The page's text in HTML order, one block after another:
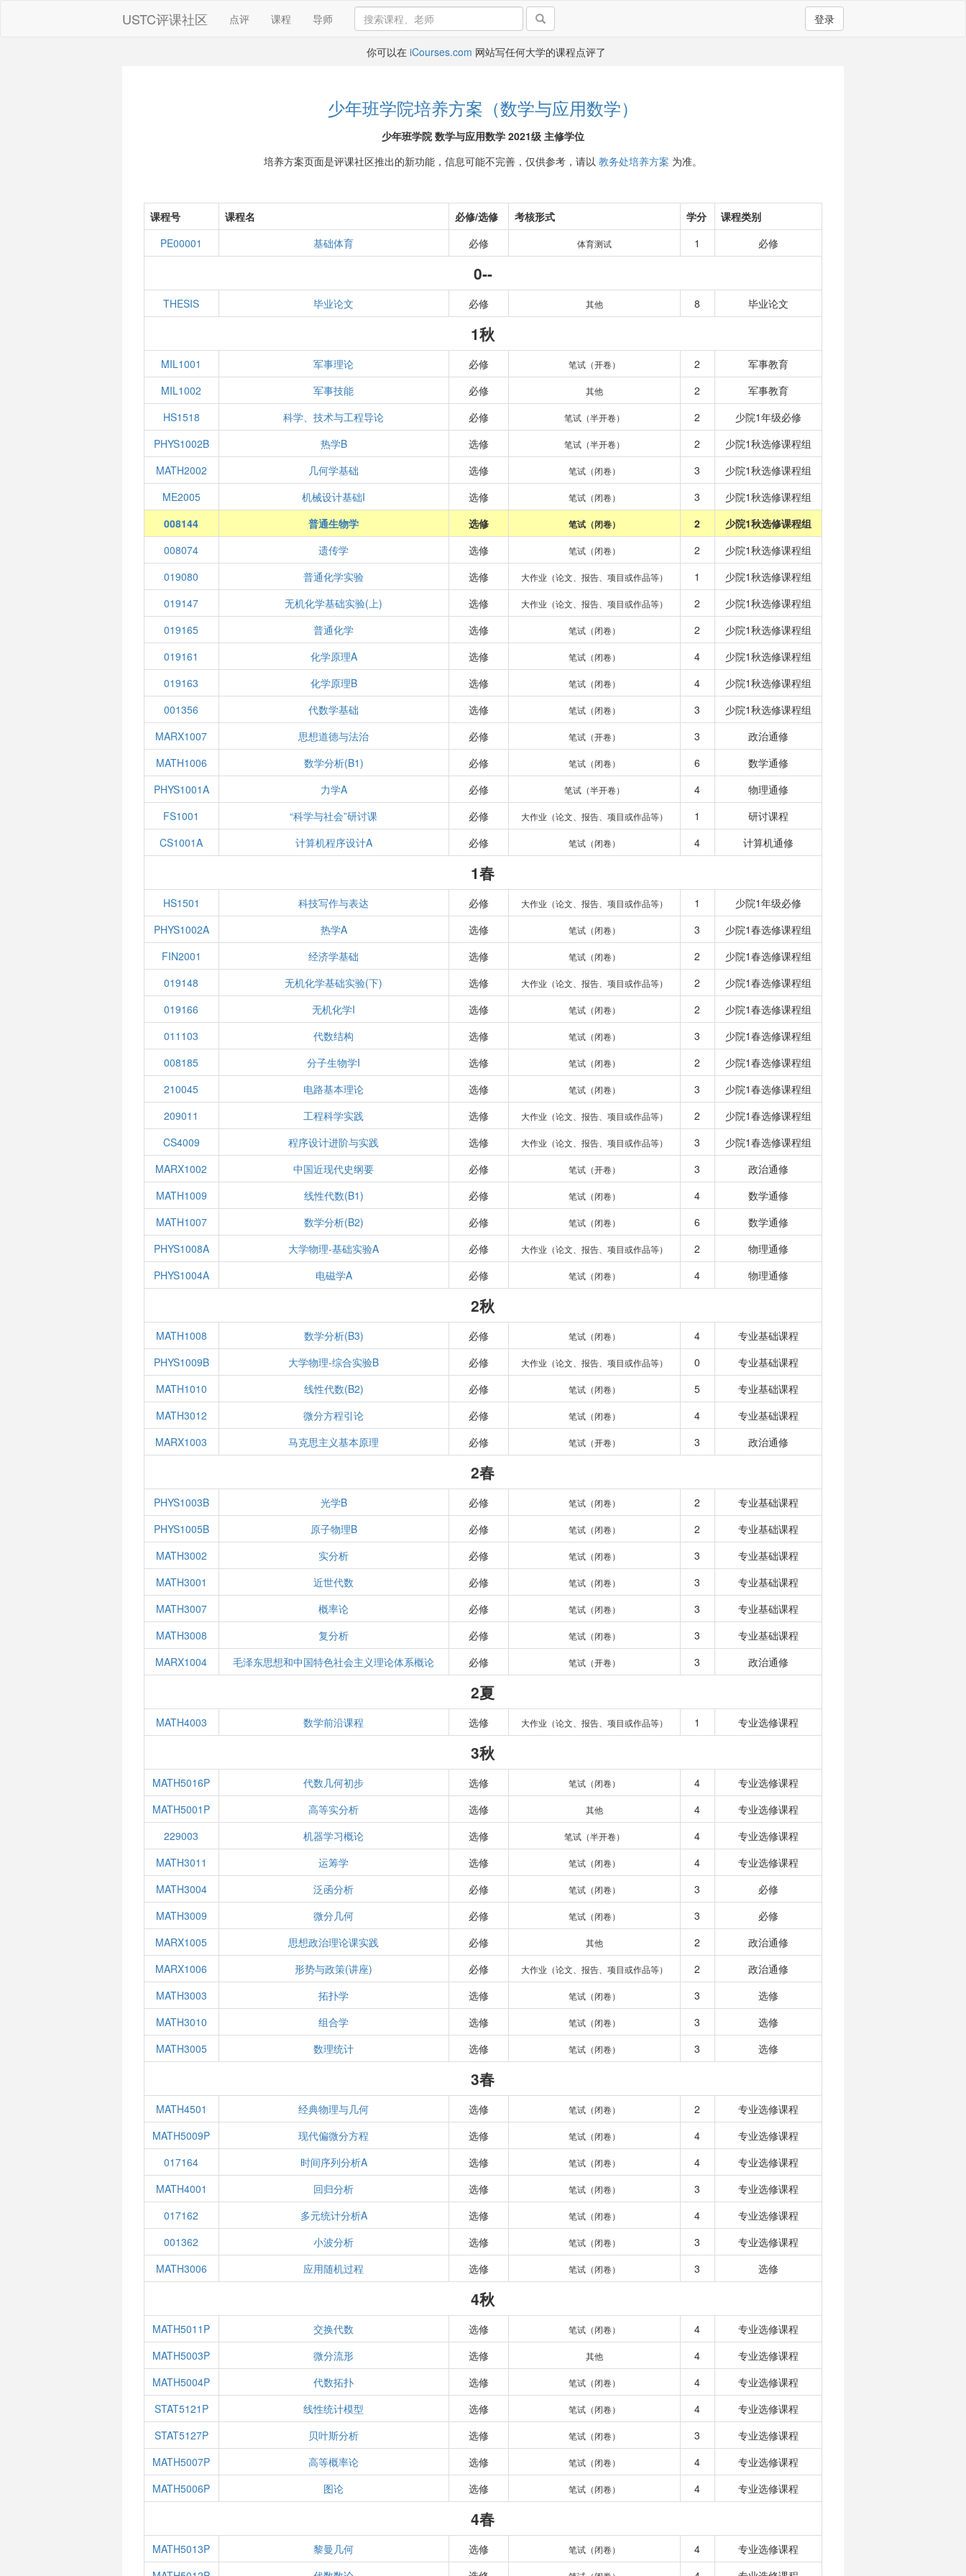
USTC评课社区 点评 课程 导师 登录
你可以在 iCourses.com 网站写任何大学的课程点评了
少年班学院培养方案（数学与应用数学）
少年班学院 数学与应用数学 2021级 主修学位
培养方案页面是评课社区推出的新功能，信息可能不完善，仅供参考，请以 教务处培养方案 为准。
课程号 课程名 必修/选修 考核形式 学分
课程类别
PE00001
基础体育 必修 体育测试 1 必修
0--
THESIS 毕业论文 必修 其他 8 毕业论文
1秋
MIL1001 军事理论 必修 笔试（开卷） 2
军事教育
MIL1002
军事技能 必修 其他 2
军事教育
HS1518
科学、技术与工程导论 必修 笔试（半开卷） 2
少院1年级必修
PHYS1002B
热学B 选修 笔试（半开卷） 2
少院1秋选修课程组
MATH2002
几何学基础 选修 笔试（闭卷） 3
少院1秋选修课程组
ME2005
机械设计基础I 选修 笔试（闭卷） 3
少院1秋选修课程组
008144
普通生物学 选修 笔试（闭卷） 2
少院1秋选修课程组
008074
遗传学 选修 笔试（闭卷） 2
少院1秋选修课程组
019080
普通化学实验 选修 大作业（论文、报告、项目或作品等） 1
少院1秋选修课程组
019147
无机化学基础实验(上) 选修 大作业（论文、报告、项目或作品等） 2
少院1秋选修课程组
019165
普通化学 选修 笔试（闭卷） 2
少院1秋选修课程组
019161
化学原理A 选修 笔试（闭卷） 4
少院1秋选修课程组
019163
化学原理B 选修 笔试（闭卷） 4
少院1秋选修课程组
001356
代数学基础 选修 笔试（闭卷） 3
少院1秋选修课程组
MARX1007
思想道德与法治 必修 笔试（开卷） 3
政治通修
MATH1006
数学分析(B1) 必修 笔试（闭卷） 6
数学通修
PHYS1001A
力学A 必修 笔试（半开卷） 4
物理通修
FS1001
“科学与社会”研讨课 必修 大作业（论文、报告、项目或作品等） 1
研讨课程
CS1001A
计算机程序设计A 必修 笔试（闭卷） 4 计算机通修
1春
HS1501 科技写作与表达 必修 大作业（论文、报告、项目或作品等） 1
少院1年级必修
PHYS1002A
热学A 选修 笔试（闭卷） 3
少院1春选修课程组
FIN2001
经济学基础 选修 笔试（闭卷） 2
少院1春选修课程组
019148
无机化学基础实验(下) 选修 大作业（论文、报告、项目或作品等） 2
少院1春选修课程组
019166
无机化学I 选修 笔试（闭卷） 2
少院1春选修课程组
011103
代数结构 选修 笔试（闭卷） 3
少院1春选修课程组
008185
分子生物学I 选修 笔试（闭卷） 2
少院1春选修课程组
210045
电路基本理论 选修 笔试（闭卷） 3
少院1春选修课程组
209011
工程科学实践 选修 大作业（论文、报告、项目或作品等） 2
少院1春选修课程组
CS4009
程序设计进阶与实践 选修 大作业（论文、报告、项目或作品等） 3
少院1春选修课程组
MARX1002
中国近现代史纲要 必修 笔试（开卷） 3
政治通修
MATH1009
线性代数(B1) 必修 笔试（闭卷） 4
数学通修
MATH1007
数学分析(B2) 必修 笔试（闭卷） 6
数学通修
PHYS1008A
大学物理-基础实验A 必修 大作业（论文、报告、项目或作品等） 2
物理通修
PHYS1004A
电磁学A 必修 笔试（闭卷） 4 物理通修
2秋
MATH1008 数学分析(B3) 必修 笔试（闭卷） 4
专业基础课程
PHYS1009B
大学物理-综合实验B 必修 大作业（论文、报告、项目或作品等） 0
专业基础课程
MATH1010
线性代数(B2) 必修 笔试（闭卷） 5
专业基础课程
MATH3012
微分方程引论 必修 笔试（闭卷） 4
专业基础课程
MARX1003
马克思主义基本原理 必修 笔试（开卷） 3 政治通修
2春
PHYS1003B 光学B 必修 笔试（闭卷） 2
专业基础课程
PHYS1005B
原子物理B 必修 笔试（闭卷） 2
专业基础课程
MATH3002
实分析 必修 笔试（闭卷） 3
专业基础课程
MATH3001
近世代数 必修 笔试（闭卷） 3
专业基础课程
MATH3007
概率论 必修 笔试（闭卷） 3
专业基础课程
MATH3008
复分析 必修 笔试（闭卷） 3
专业基础课程
MARX1004
毛泽东思想和中国特色社会主义理论体系概论 必修 笔试（开卷） 3 政治通修
2夏
MATH4003 数学前沿课程 选修 大作业（论文、报告、项目或作品等） 1 专业选修课程
3秋
MATH5016P 代数几何初步 选修 笔试（闭卷） 4
专业选修课程
MATH5001P
高等实分析 选修 其他 4
专业选修课程
229003
机器学习概论 选修 笔试（半开卷） 4
专业选修课程
MATH3011
运筹学 选修 笔试（闭卷） 4
专业选修课程
MATH3004
泛函分析 必修 笔试（闭卷） 3
必修
MATH3009
微分几何 必修 笔试（闭卷） 3
必修
MARX1005
思想政治理论课实践 必修 其他 2
政治通修
MARX1006
形势与政策(讲座) 必修 大作业（论文、报告、项目或作品等） 2
政治通修
MATH3003
拓扑学 选修 笔试（闭卷） 3
选修
MATH3010
组合学 选修 笔试（闭卷） 3
选修
MATH3005
数理统计 选修 笔试（闭卷） 3 选修
3春
MATH4501 经典物理与几何 选修 笔试（闭卷） 2
专业选修课程
MATH5009P
现代偏微分方程 选修 笔试（闭卷） 4
专业选修课程
017164
时间序列分析A 选修 笔试（闭卷） 4
专业选修课程
MATH4001
回归分析 选修 笔试（闭卷） 3
专业选修课程
017162
多元统计分析A 选修 笔试（闭卷） 4
专业选修课程
001362
小波分析 选修 笔试（闭卷） 3
专业选修课程
MATH3006
应用随机过程 选修 笔试（闭卷） 3 选修
4秋
MATH5011P 交换代数 选修 笔试（闭卷） 4
专业选修课程
MATH5003P
微分流形 选修 其他 4
专业选修课程
MATH5004P
代数拓扑 选修 笔试（闭卷） 4
专业选修课程
STAT5121P
线性统计模型 选修 笔试（闭卷） 4
专业选修课程
STAT5127P
贝叶斯分析 选修 笔试（闭卷） 3
专业选修课程
MATH5007P
高等概率论 选修 笔试（闭卷） 4
专业选修课程
MATH5006P
图论 选修 笔试（闭卷） 4 专业选修课程
4春
MATH5013P 黎曼几何 选修 笔试（闭卷） 4
专业选修课程